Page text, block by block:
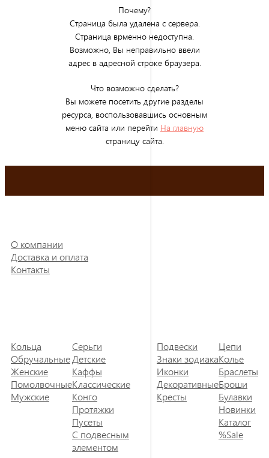
Почему?
Страница была удалена с сервера.
Страница врменно недоступна.
Возможно, Вы неправильно ввели
адрес в адресной строке браузера.
Что возможно сделать?
Вы можете посетить другие разделы
ресурса, воспользовавшись основным
меню сайта или перейти На главную
страницу сайта.
О компании
Доставка и оплата
Контакты
Кольца
Обручальные
Женские
Помолвочные
Мужские
Серьги
Детские
Каффы
Классические
Конго
Протяжки
Пусеты
С подвесным
элементом
Подвески
Знаки зодиака
Иконки
Декоративные
Кресты
Цепи
Колье
Браслеты
Броши
Булавки
Новинки
Каталог
%Sale